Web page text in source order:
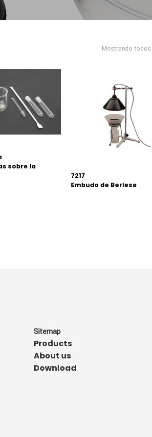
Mostrando
sobre la
7217
Embudo de Berlese
Sitemap
Products
About us
Download